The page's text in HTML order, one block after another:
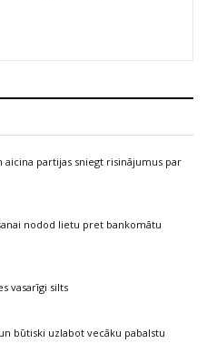
aicina partijas sniegt risinājumus par
nodod lietu pret bankomātu
vasarīgi silts
būtiski uzlabot vecāku pabalstu